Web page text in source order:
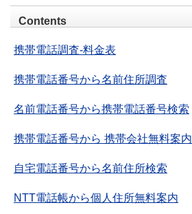
Contents
携帯電話調査-料金表
携帯電話番号から名前住所調査
名前電話番号から携帯電話番号検索
携帯電話番号から 携帯会社無料案内
自宅電話番号から名前住所検索
NTT電話帳から個人住所無料案内